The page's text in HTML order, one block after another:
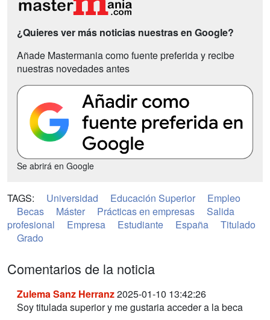
¿Quieres ver más noticias nuestras en Google?
Añade Mastermania como fuente preferida y recibe
nuestras novedades antes
Se abrirá en Google
TAGS: Universidad Educación Superior
Empleo
Becas
Máster Prácticas en empresas
Salida
profesional
Empresa Estudiante España
Titulado
Grado
Comentarios de la noticia
Zulema Sanz Herranz2025-01-10 13:42:26
Soy titulada superior y me gustaria acceder a la beca